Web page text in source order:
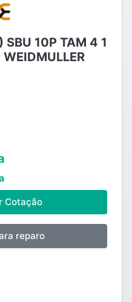
SBU 10P TAM 4 1
Cotação
reparo